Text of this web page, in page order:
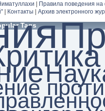
Правила поведения
| Контакты Архив электронного
Tags